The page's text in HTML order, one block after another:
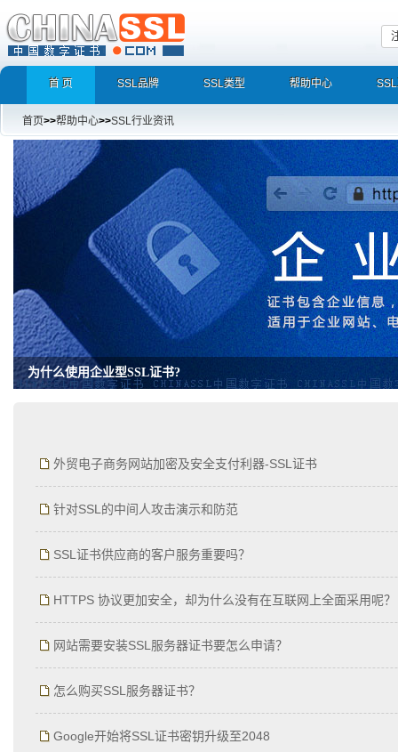
首 页 SSL品牌 SSL类型 帮助中心
首页>>帮助中心>>SSL行业资讯
增强型证书EV SSL，完美支持地址栏显示中文企业名称
外贸电子商务网站加密及安全支付利器-SSL证书
针对SSL的中间人攻击演示和防范
SSL证书供应商的客户服务重要吗？
HTTPS 协议更加安全，却为什么没有在互联网上全面采用呢？
网站需要安装SSL服务器证书要怎么申请？
怎么购买SSL服务器证书？
Google开始将SSL证书密钥升级至2048